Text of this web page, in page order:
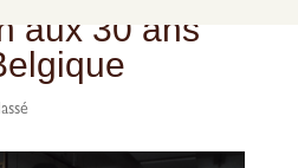
aux 30 ans